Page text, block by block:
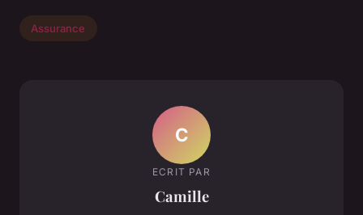
Assurance
C
ECRIT PAR
Camille